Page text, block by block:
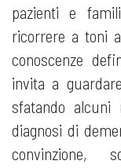
pazienti e
ricorrere a toni
conoscenze
invita a
sfatando
diagnosi di
convinzione,